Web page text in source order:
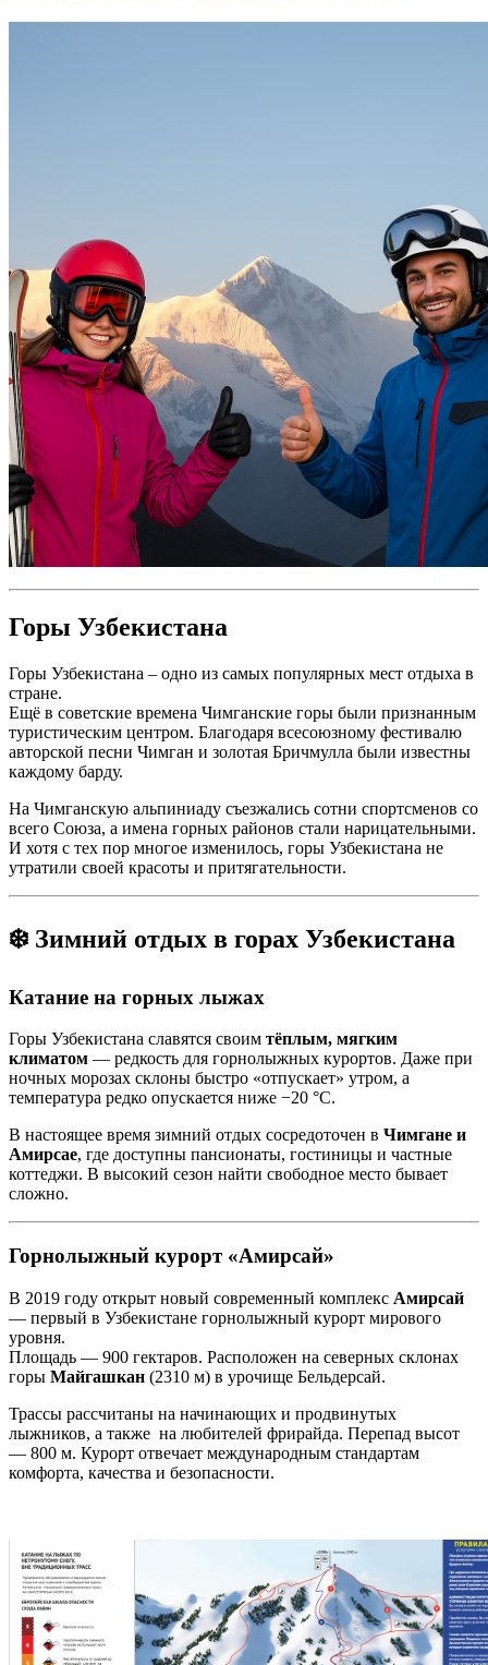
Горы Узбекистана
Горы Узбекистана – одно из самых популярных мест отдыха в
стране.
Ещё в советские времена Чимганские горы были признанным
туристическим центром. Благодаря всесоюзному фестивалю
авторской песни Чимган и золотая Бричмулла были известны
каждому барду.
На Чимганскую альпиниаду съезжались сотни спортсменов со
всего Союза, а имена горных районов стали нарицательными.
И хотя с тех пор многое изменилось, горы Узбекистана не
утратили своей красоты и притягательности.
❄️ Зимний отдых в горах Узбекистана
Катание на горных лыжах
Горы Узбекистана славятся своим тёплым, мягким
климатом — редкость для горнолыжных курортов. Даже при
ночных морозах склоны быстро «отпускает» утром, а
температура редко опускается ниже −20 °C.
В настоящее время зимний отдых сосредоточен в Чимгане и
Амирсае, где доступны пансионаты, гостиницы и частные
коттеджи. В высокий сезон найти свободное место бывает
сложно.
Горнолыжный курорт «Амирсай»
В 2019 году открыт новый современный комплекс Амирсай
— первый в Узбекистане горнолыжный курорт мирового
уровня.
Площадь — 900 гектаров. Расположен на северных склонах
горы Майгашкан (2310 м) в урочище Бельдерсай.
Трассы рассчитаны на начинающих и продвинутых
лыжников, а также на любителей фрирайда. Перепад высот
— 800 м. Курорт отвечает международным стандартам
комфорта, качества и безопасности.